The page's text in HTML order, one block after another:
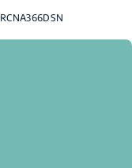
RCNA366DSN